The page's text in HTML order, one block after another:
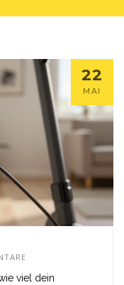
22
MAI
viel dein